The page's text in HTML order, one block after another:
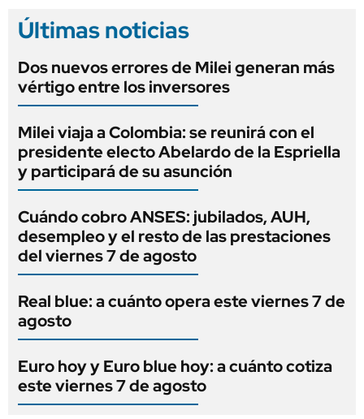
Últimas noticias
Dos nuevos errores de Milei generan más
vértigo entre los inversores
Milei viaja a Colombia: se reunirá con el
presidente electo Abelardo de la Espriella
y participará de su asunción
Cuándo cobro ANSES: jubilados, AUH,
desempleo y el resto de las prestaciones
del viernes 7 de agosto
Real blue: a cuánto opera este viernes 7 de
agosto
Euro hoy y Euro blue hoy: a cuánto cotiza
este viernes 7 de agosto